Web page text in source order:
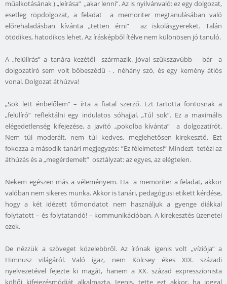
műalkotásának ) „leírása” „akar lenni”. Az is nyilvánvaló: ez egy dolgozat,
esetleg röpdolgozat, a feladat a memoriter megtanulásában való
előrehaladásban kívánta „tetten érni” az iskolásgyereket. Talán
ötödikes, hatodikos lehet. Az írásképből ítélve nem különösen jó tanuló.
A „felülírás” a tanára kezétől származik. Jóval szűkszavúbb – bár a
dolgozatíró sem volt bőbeszédű - , néhány szó, és egy kemény átlós
vonal. Dolgozat áthúzva!
„Sok lett énbelőlem” – írta a fiatal szerző. Ezt tartotta fontosnak a
„felülíró” reflektálni egy indulatos sóhajjal. „Túl sok”. Ez a maximális
elégedetlenség kifejezése, a javító „pokolba kívánta” a dolgozatírót.
Nem túl moderált, nem túl kedves, meglehetősen kirekesztő. Ezt
fokozza a második tanári megjegyzés: ”Ez félelmetes!” Mindezt tetézi az
áthúzás és a „megérdemelt” osztályzat: az egyes, az elégtelen.
Nekem egészen más a véleményem. Ha a memoriter a feladat, akkor
valóban nem sikeres munka. Akkor is tanári, pedagógusi etikett kérdése,
hogy a két idézett tőmondatot nem használjuk a gyenge diákkal
folytatott – és folytatandó! – kommunikációban. A kirekesztés üzenetei
ezek.
De nézzük a szöveget közelebbről. Az írónak igenis volt „víziója” a
Himnusz világáról. Való igaz, nem Kölcsey ékes XIX. századi
nyelvezetével fejezte ki magát, hanem a XX. század expresszionista